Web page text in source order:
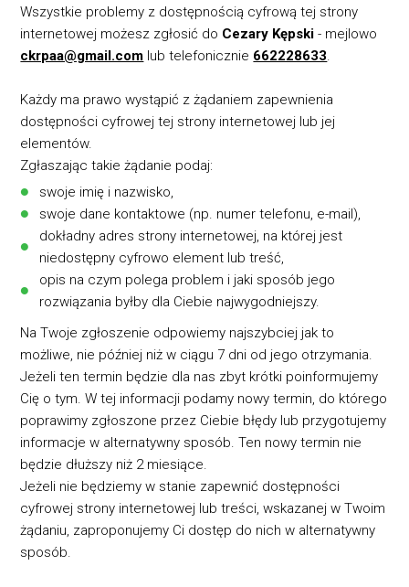
Wszystkie problemy z dostępnością cyfrową tej strony
internetowej możesz zgłosić do Cezary Kępski - mejlowo
ckrpaa@gmail.com lub telefonicznie 662228633.
Każdy ma prawo wystąpić z żądaniem zapewnienia
dostępności cyfrowej tej strony internetowej lub jej
elementów.
Zgłaszając takie żądanie podaj:
swoje imię i nazwisko,
swoje dane kontaktowe (np. numer telefonu, e-mail),
dokładny adres strony internetowej, na której jest
niedostępny cyfrowo element lub treść,
opis na czym polega problem i jaki sposób jego
rozwiązania byłby dla Ciebie najwygodniejszy.
Na Twoje zgłoszenie odpowiemy najszybciej jak to
możliwe, nie później niż w ciągu 7 dni od jego otrzymania.
Jeżeli ten termin będzie dla nas zbyt krótki poinformujemy
Cię o tym. W tej informacji podamy nowy termin, do którego
poprawimy zgłoszone przez Ciebie błędy lub przygotujemy
informacje w alternatywny sposób. Ten nowy termin nie
będzie dłuższy niż 2 miesiące.
Jeżeli nie będziemy w stanie zapewnić dostępności
cyfrowej strony internetowej lub treści, wskazanej w Twoim
żądaniu, zaproponujemy Ci dostęp do nich w alternatywny
sposób.